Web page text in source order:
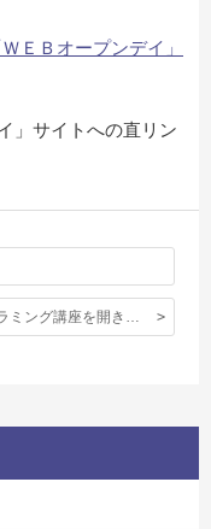
ＥＢオープンデイ」
」サイトへの直リン